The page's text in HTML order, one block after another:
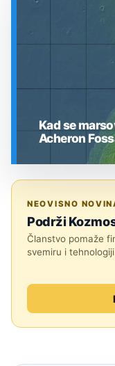
Kad se
Acheron
NEOVISNO
Podrži
Članstvo pomaže
svemiru i